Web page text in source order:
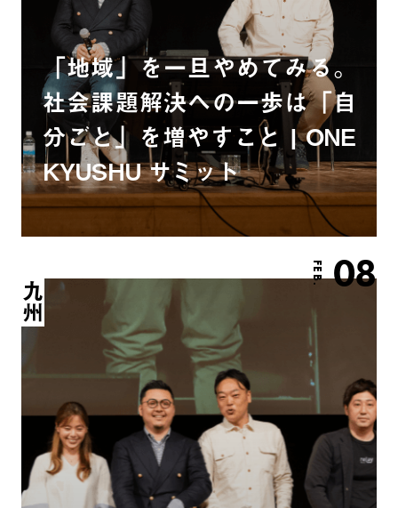
「地域」を一旦やめてみる。
社会課題解決への一歩は「自
分ごと」を増やすこと | ONE
KYUSHU サミット
FEB. 08
九州